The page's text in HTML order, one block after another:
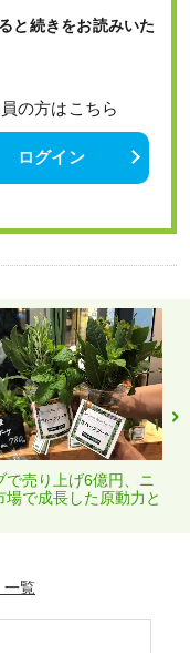
と続きをお読みいた
の方はこちら
ログイン
で売り上げ6億円、ニ
場で成長した原動力と